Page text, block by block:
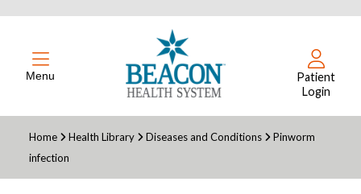
Menu
Patient
Login
Home Health Library Diseases and Conditions
Pinworm
infection